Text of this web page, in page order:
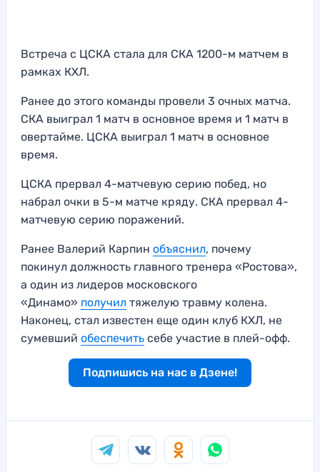
Встреча с ЦСКА стала для СКА 1200-м матчем в
рамках КХЛ.
Ранее до этого команды провели 3 очных матча.
СКА выиграл 1 матч в основное время и 1 матч в
овертайме. ЦСКА выиграл 1 матч в основное
время.
ЦСКА прервал 4-матчевую серию побед, но
набрал очки в 5-м матче кряду. СКА прервал 4-
матчевую серию поражений.
Ранее Валерий Карпин объяснил, почему
покинул должность главного тренера «Ростова»,
а один из лидеров московского
«Динамо» получил тяжелую травму колена.
Наконец, стал известен еще один клуб КХЛ, не
сумевший обеспечить себе участие в плей-офф.
Подпишись на нас в Дзене!